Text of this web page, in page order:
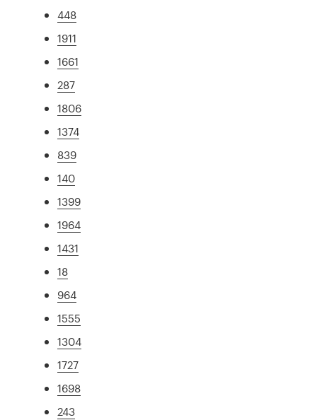
448
1911
1661
287
1806
1374
839
140
1399
1964
1431
18
964
1555
1304
1727
1698
243